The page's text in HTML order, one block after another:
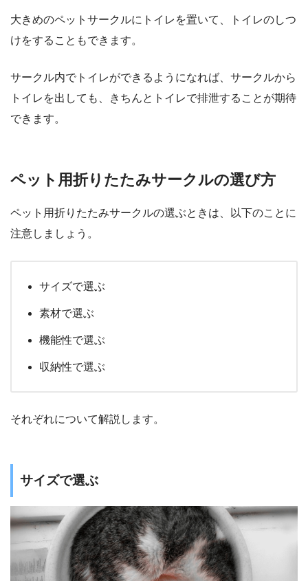
大きめのペットサークルにトイレを置いて、トイレのしつ
けをすることもできます。
サークル内でトイレができるようになれば、サークルから
トイレを出しても、きちんとトイレで排泄することが期待
できます。
ペット用折りたたみサークルの選び方
ペット用折りたたみサークルの選ぶときは、以下のことに
注意しましょう。
サイズで選ぶ
素材で選ぶ
機能性で選ぶ
収納性で選ぶ
それぞれについて解説します。
サイズで選ぶ